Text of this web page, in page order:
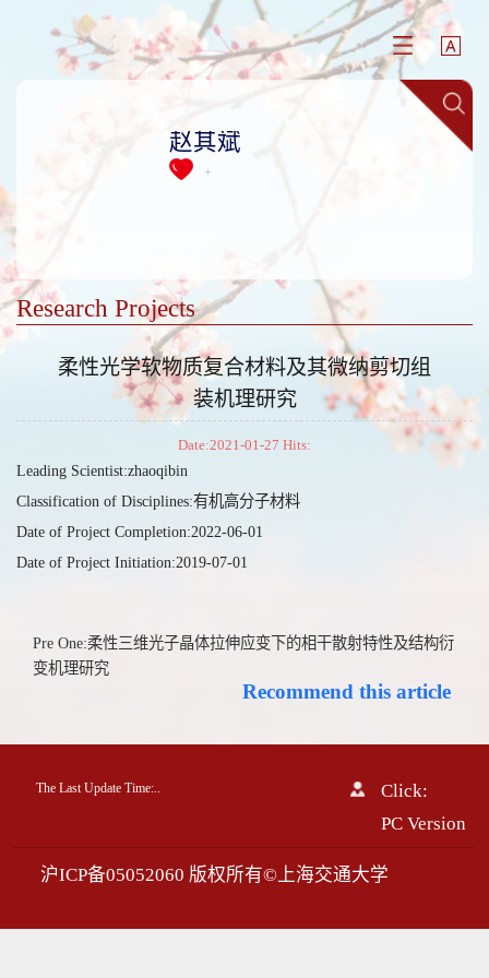
赵其斌
+
Research Projects
柔性光学软物质复合材料及其微纳剪切组
装机理研究
Date:2021-01-27 Hits:
Leading Scientist:zhaoqibin
Classification of Disciplines:有机高分子材料
Date of Project Completion:2022-06-01
Date of Project Initiation:2019-07-01
Pre One:柔性三维光子晶体拉伸应变下的相干散射特性及结构衍
变机理研究
Recommend this article
The Last Update Time:..
Click:
PC Version
沪ICP备05052060 版权所有©上海交通大学